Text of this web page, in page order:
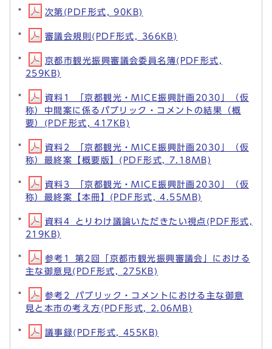
次第(PDF形式, 90KB)
審議会規則(PDF形式, 366KB)
京都市観光振興審議会委員名簿(PDF形式,
259KB)
資料1_「京都観光・MICE振興計画2030」（仮
称）中間案に係るパブリック・コメントの結果（概
要）(PDF形式, 417KB)
資料2_「京都観光・MICE振興計画2030」（仮
称）最終案【概要版】(PDF形式, 7.18MB)
資料3_「京都観光・MICE振興計画2030」（仮
称）最終案【本冊】(PDF形式, 4.55MB)
資料4_とりわけ議論いただきたい視点(PDF形式,
219KB)
参考1_第2回「京都市観光振興審議会」における
主な御意見(PDF形式, 275KB)
参考2_パブリック・コメントにおける主な御意
見と本市の考え方(PDF形式, 2.06MB)
議事録(PDF形式, 455KB)